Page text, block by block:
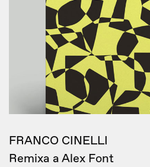
FRANCO CINELLI
Remixa a Alex Font